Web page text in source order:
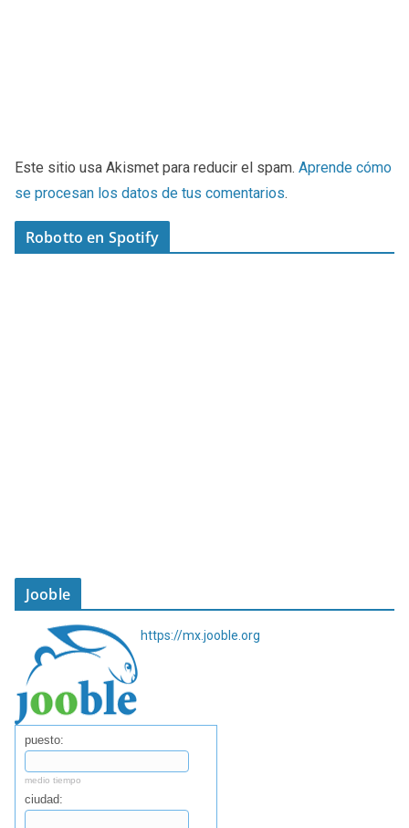
Este sitio usa Akismet para reducir el spam. Aprende cómo
se procesan los datos de tus comentarios.
Robotto en Spotify
Jooble
https://mx.jooble.org
puesto:
medio tiempo
ciudad: